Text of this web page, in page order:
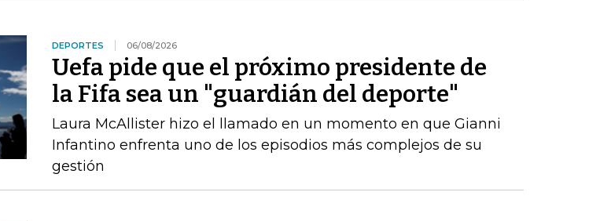
DEPORTES 06/08/2026
Uefa pide que el próximo presidente de
la Fifa sea un "guardián del deporte"
Laura McAllister hizo el llamado en un momento en que Gianni
Infantino enfrenta uno de los episodios más complejos de su
gestión